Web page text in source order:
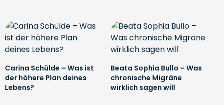
Carina Schülde – Was ist
der höhere Plan deines
Lebens?
Beata Sophia Bullo – Was
chronische Migräne
wirklich sagen will